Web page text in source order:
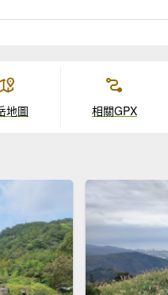
地圖 相關GPX